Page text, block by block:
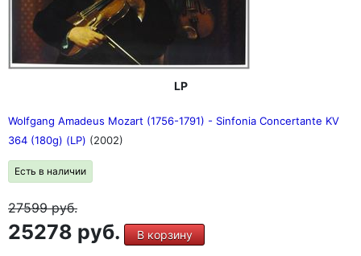
LP
Wolfgang Amadeus Mozart (1756-1791) - Sinfonia Concertante KV
364 (180g) (LP) (2002)
Есть в наличии
27599руб.
25278 руб. В корзину